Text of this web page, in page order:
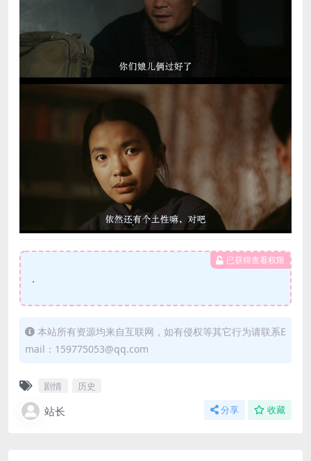
已获得查看权限
.
本站所有资源均来自互联网，如有侵权等其它行为请联系E
mail：159775053@qq.com
剧情 历史
站长 分享 收藏